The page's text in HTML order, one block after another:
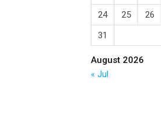
August 2026
24
25 26
31
« Jul